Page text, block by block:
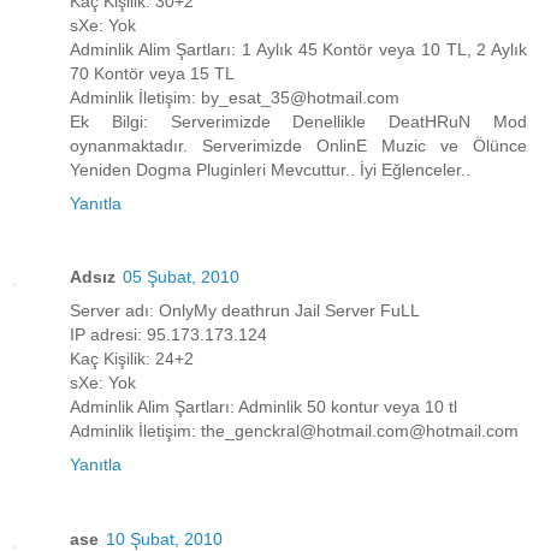
sXe: Yok
Adminlik Alim Şartları: 1 Aylık 45 Kontör veya 10 TL, 2 Aylık
70 Kontör veya 15 TL
Adminlik İletişim: by_esat_35@hotmail.com
Ek Bilgi: Serverimizde Denellikle DeatHRuN Mod
oynanmaktadır. Serverimizde OnlinE Muzic ve Ölünce
Yeniden Dogma Pluginleri Mevcuttur.. İyi Eğlenceler..
Yanıtla
Adsız 05 Şubat, 2010
Server adı: OnlyMy deathrun Jail Server FuLL
IP adresi: 95.173.173.124
Kaç Kişilik: 24+2
sXe: Yok
Adminlik Alim Şartları: Adminlik 50 kontur veya 10 tl
Adminlik İletişim: the_genckral@hotmail.com@hotmail.com
Yanıtla
ase 10 Şubat, 2010